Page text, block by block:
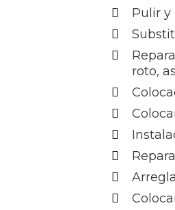
Pulir
roto,